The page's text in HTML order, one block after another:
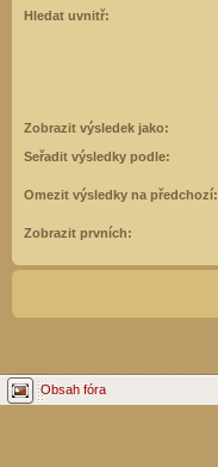
Hledat uvnitř:
Zobrazit výsledek jako:
Seřadit výsledky podle:
Omezit výsledky na předchozí:
Zobrazit prvních:
Obsah fóra